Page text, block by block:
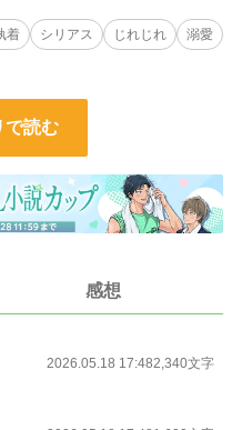
を押し付けられ、笑われ、傷つけら
校してきた無愛想な男・曽我真琴。
着 シリアス じれじれ
溺愛
で読む
感想
2026.05.18 17:482,340文字